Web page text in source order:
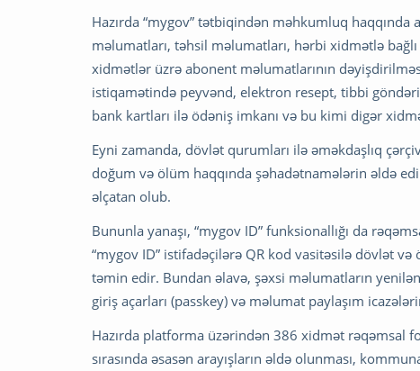
Hazırda “mygov” tətbiqindən məhkumluq haqqında
məlumatları, təhsil məlumatları, hərbi xidmətlə
xidmətlər üzrə abonent məlumatlarının
istiqamətində peyvənd, elektron resept, tibbi
bank kartları ilə ödəniş imkanı və bu kimi digər
Eyni zamanda, dövlət qurumları ilə əməkdaşlıq
doğum və ölüm haqqında şəhadətnamələrin əldə
əlçatan olub.
Bununla yanaşı, “mygov ID” funksionallığı da
“mygov ID” istifadəçilərə QR kod vasitəsilə dövlət
təmin edir. Bundan əlavə, şəxsi məlumatların
giriş açarları (passkey) və məlumat paylaşım
Hazırda platforma üzərindən 386 xidmət
sırasında əsasən arayışların əldə olunması,